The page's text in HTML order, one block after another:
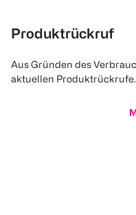
Produktrückruf
Aus Gründen des
aktuellen Produktrückrufe.